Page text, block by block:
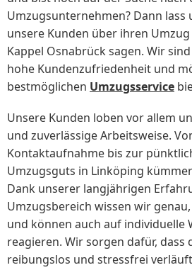
Umzugsunternehmen? Dann lass
unsere Kunden über ihren
Kappel Osnabrück sagen. Wir
hohe Kundenzufriedenheit und
bestmöglichen Umzugsservice
Unsere Kunden loben vor allem
und zuverlässige Arbeitsweise.
Kontaktaufnahme bis zur
Umzugsguts in Linköping
Dank unserer langjährigen
Umzugsbereich wissen wir
und können auch auf individuelle
reagieren. Wir sorgen dafür, dass
reibungslos und stressfrei